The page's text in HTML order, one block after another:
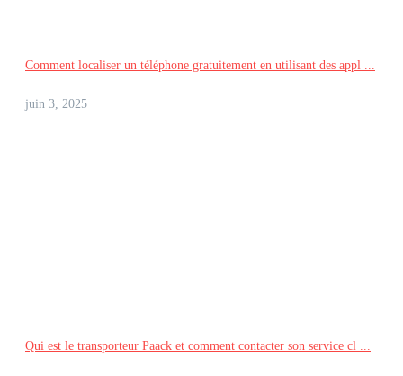
Comment localiser un téléphone gratuitement en utilisant des appl ...
juin 3, 2025
Qui est le transporteur Paack et comment contacter son service cl ...